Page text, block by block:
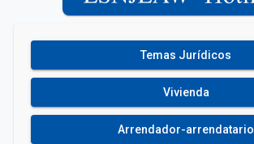
Temas Jurídicos
Vivienda
Arrendador-arrendatario